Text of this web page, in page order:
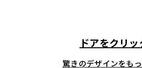
ドアをクリッ
驚きのデザインをも